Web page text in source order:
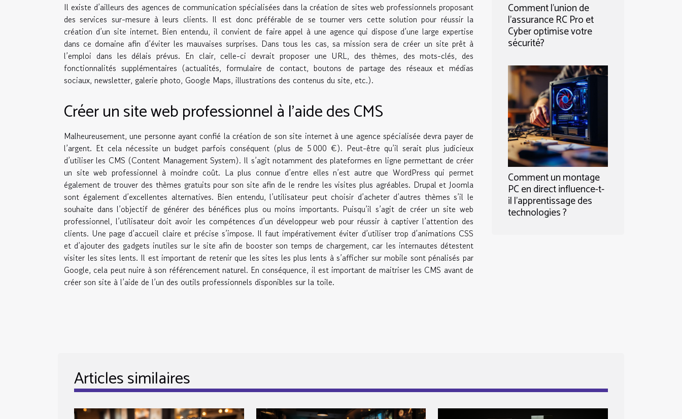
Il existe d’ailleurs des agences de communication spécialisées dans la création de sites web professionnels proposant
des services sur-mesure à leurs clients. Il est donc préférable de se tourner vers cette solution pour réussir la
création d’un site internet. Bien entendu, il convient de faire appel à une agence qui dispose d’une large expertise
dans ce domaine afin d’éviter les mauvaises surprises. Dans tous les cas, sa mission sera de créer un site prêt à
l’emploi dans les délais prévus. En clair, celle-ci devrait proposer une URL, des thèmes, des mots-clés, des
fonctionnalités supplémentaires (actualités, formulaire de contact, boutons de partage des réseaux et médias
sociaux, newsletter, galerie photo, Google Maps, illustrations des contenus du site, etc.).
Créer un site web professionnel à l’aide des CMS
Malheureusement, une personne ayant confié la création de son site internet à une agence spécialisée devra payer de
l’argent. Et cela nécessite un budget parfois conséquent (plus de 5 000 €). Peut-être qu’il serait plus judicieux
d’utiliser les CMS (Content Management System). Il s’agit notamment des plateformes en ligne permettant de créer
un site web professionnel à moindre coût. La plus connue d’entre elles n’est autre que WordPress qui permet
également de trouver des thèmes gratuits pour son site afin de le rendre les visites plus agréables. Drupal et Joomla
sont également d’excellentes alternatives. Bien entendu, l’utilisateur peut choisir d’acheter d’autres thèmes s’il le
souhaite dans l’objectif de générer des bénéfices plus ou moins importants. Puisqu’il s’agit de créer un site web
professionnel, l’utilisateur doit avoir les compétences d’un développeur web pour réussir à captiver l’attention des
clients. Une page d’accueil claire et précise s’impose. Il faut impérativement éviter d’utiliser trop d’animations CSS
et d’ajouter des gadgets inutiles sur le site afin de booster son temps de chargement, car les internautes détestent
visiter les sites lents. Il est important de retenir que les sites les plus lents à s’afficher sur mobile sont pénalisés par
Google, cela peut nuire à son référencement naturel. En conséquence, il est important de maitriser les CMS avant de
créer son site à l’aide de l’un des outils professionnels disponibles sur la toile.
Comment l'union de
l'assurance RC Pro et
Cyber optimise votre
sécurité?
Comment un montage
PC en direct influence-t-
il l'apprentissage des
technologies ?
Articles similaires